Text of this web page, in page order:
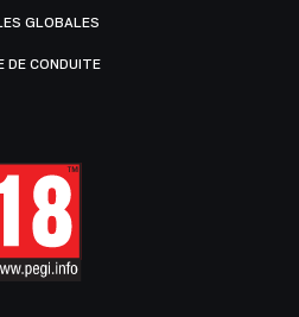
GLOBALES
DE CONDUITE